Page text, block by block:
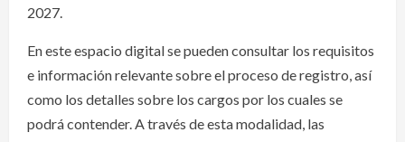
2027.
En este espacio digital se pueden consultar los requisitos
e información relevante sobre el proceso de registro, así
como los detalles sobre los cargos por los cuales se
podrá contender. A través de esta modalidad, las